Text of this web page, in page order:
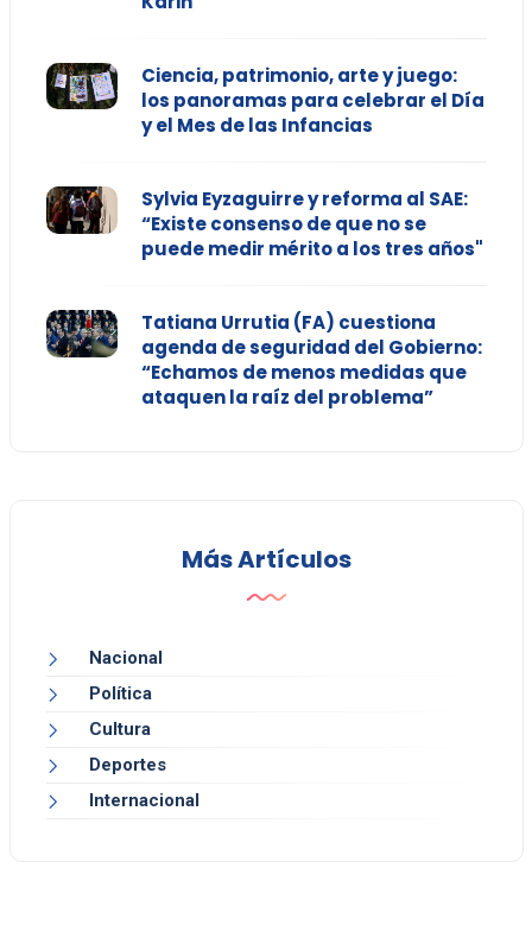
Ciencia, patrimonio, arte y juego:
los panoramas para celebrar el Día
y el Mes de las Infancias
Sylvia Eyzaguirre y reforma al SAE:
“Existe consenso de que no se
puede medir mérito a los tres años"
Tatiana Urrutia (FA) cuestiona
agenda de seguridad del Gobierno:
“Echamos de menos medidas que
ataquen la raíz del problema”
Más Artículos
Nacional
Política
Cultura
Deportes
Internacional